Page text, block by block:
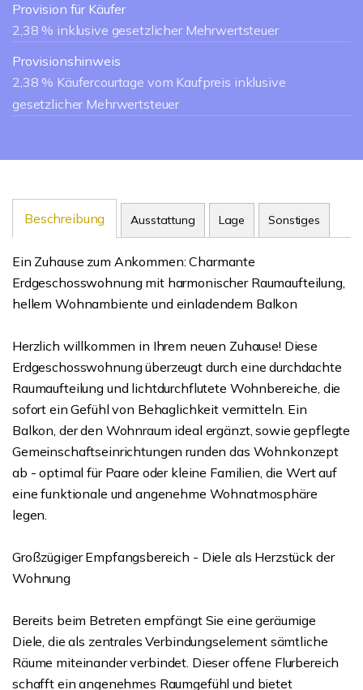
Provision für Käufer
2,38 % inklusive gesetzlicher Mehrwertsteuer
Provisionshinweis
2,38 % Käufercourtage vom Kaufpreis inklusive
gesetzlicher Mehrwertsteuer
Beschreibung Ausstattung Lage Sonstiges
Ein Zuhause zum Ankommen: Charmante
Erdgeschosswohnung mit harmonischer Raumaufteilung,
hellem Wohnambiente und einladendem Balkon
Herzlich willkommen in Ihrem neuen Zuhause! Diese
Erdgeschosswohnung überzeugt durch eine durchdachte
Raumaufteilung und lichtdurchflutete Wohnbereiche, die
sofort ein Gefühl von Behaglichkeit vermitteln. Ein
Balkon, der den Wohnraum ideal ergänzt, sowie gepflegte
Gemeinschaftseinrichtungen runden das Wohnkonzept
ab - optimal für Paare oder kleine Familien, die Wert auf
eine funktionale und angenehme Wohnatmosphäre
legen.
Großzügiger Empfangsbereich - Diele als Herzstück der
Wohnung
Bereits beim Betreten empfängt Sie eine geräumige
Diele, die als zentrales Verbindungselement sämtliche
Räume miteinander verbindet. Dieser offene Flurbereich
schafft ein angenehmes Raumgefühl und bietet